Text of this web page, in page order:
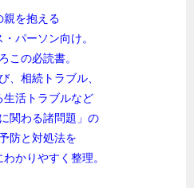
親を抱える
パーソン向け。
この必読書。
、相続トラブル、
生活トラブルなど
関わる諸問題」の
防と対処法を
かりやすく整理。